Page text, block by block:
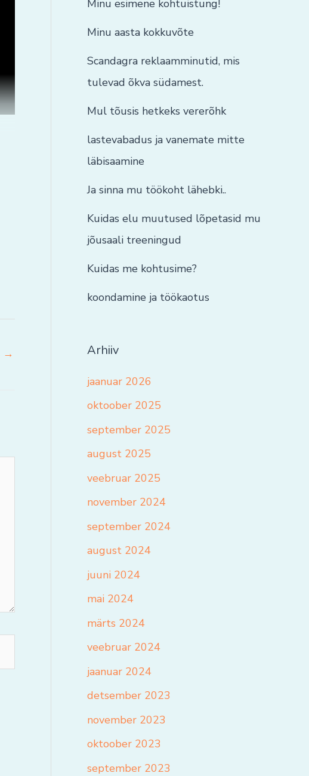
→
Minu esimene kohtuistung!
Minu aasta kokkuvõte
Scandagra reklaamminutid, mis
tulevad õkva südamest.
Mul tõusis hetkeks vererõhk
lastevabadus ja vanemate mitte
läbisaamine
Ja sinna mu töökoht lähebki..
Kuidas elu muutused lõpetasid mu
jõusaali treeningud
Kuidas me kohtusime?
koondamine ja töökaotus
Arhiiv
jaanuar 2026
oktoober 2025
september 2025
august 2025
veebruar 2025
november 2024
september 2024
august 2024
juuni 2024
mai 2024
märts 2024
veebruar 2024
jaanuar 2024
detsember 2023
november 2023
oktoober 2023
september 2023